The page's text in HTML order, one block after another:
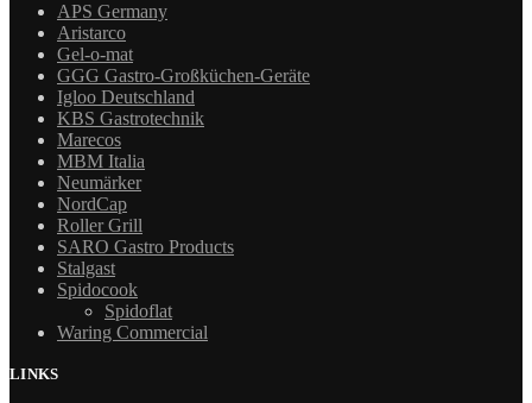
APS Germany
Aristarco
Gel-o-mat
GGG Gastro-Großküchen-Geräte
Igloo Deutschland
KBS Gastrotechnik
Marecos
MBM Italia
Neumärker
NordCap
Roller Grill
SARO Gastro Products
Stalgast
Spidocook
Spidoflat
Waring Commercial
LINKS